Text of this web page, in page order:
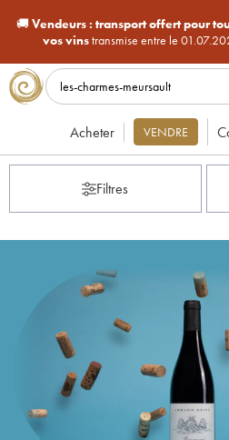
🚚Vendeurs : transport offert pour
vos vinstransmise entre le
Acheter VENDRE
Filtres